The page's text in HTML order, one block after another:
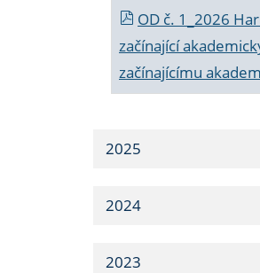
OD č. 1_2026
začínající
začínajícímu
2025
2024
2023